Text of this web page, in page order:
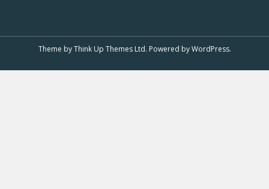
Theme byThink Up Themes Ltd. Powered byWordPress.